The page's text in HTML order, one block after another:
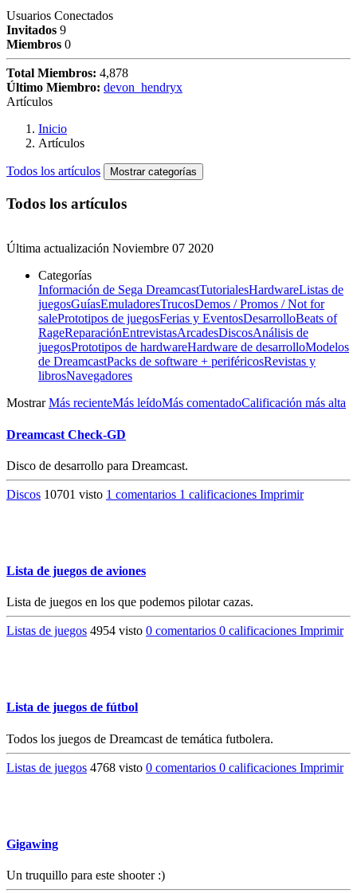
Usuarios Conectados
Invitados 9
Miembros 0
Total Miembros: 4,878
Último Miembro: devon_hendryx
Artículos
Inicio
Artículos
Todos los artículos Mostrar categorías
Todos los artículos
Última actualización Noviembre 07 2020
Categorías
Información de Sega DreamcastTutorialesHardwareListas de
juegosGuíasEmuladoresTrucosDemos / Promos / Not for
salePrototipos de juegosFerias y EventosDesarrolloBeats of
RageReparaciónEntrevistasArcadesDiscosAnálisis de
juegosPrototipos de hardwareHardware de desarrolloModelos
de DreamcastPacks de software + periféricosRevistas y
librosNavegadores
Mostrar Más recienteMás leídoMás comentadoCalificación más alta
Dreamcast Check-GD
Disco de desarrollo para Dreamcast.
Discos 10701 visto 1 comentarios 1 calificaciones Imprimir
Lista de juegos de aviones
Lista de juegos en los que podemos pilotar cazas.
Listas de juegos 4954 visto 0 comentarios 0 calificaciones Imprimir
Lista de juegos de fútbol
Todos los juegos de Dreamcast de temática futbolera.
Listas de juegos 4768 visto 0 comentarios 0 calificaciones Imprimir
Gigawing
Un truquillo para este shooter :)